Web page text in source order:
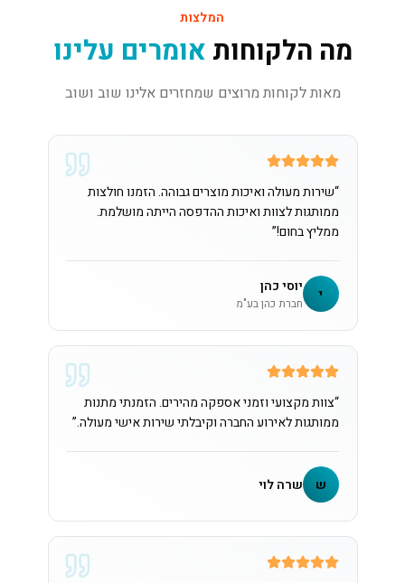
המלצות
מה הלקוחות אומרים עלינו
מאות לקוחות מרוצים שמחזרים אלינו שוב ושוב
“שירות מעולה ואיכות מוצרים גבוהה. הזמנו חולצות
ממותגות לצוות ואיכות ההדפסה הייתה מושלמת.
ממליץ בחום!”
י יוסי כהן
חברת כהן בע"מ
“צוות מקצועי וזמני אספקה מהירים. הזמנתי מתנות
ממותגות לאירוע החברה וקיבלתי שירות אישי מעולה.”
ש שרה לוי